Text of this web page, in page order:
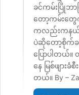
ခင်ကမ်းပြိုဘ
တော့ကမ်းတွေ
ကလည်းကနယ်
ပဲဆိုတော့စိုက်
ပြောပါတယ်
နေ မြစ်ဖျား
တယ်။ By –